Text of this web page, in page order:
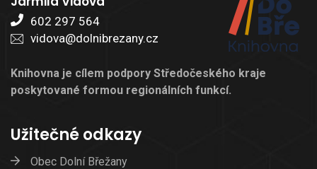
602 297 564
vidova@dolnibrezany.cz
Knihovna je cílem podpory Středočeského kraje
poskytované formou regionálních funkcí.
Užitečné odkazy
Obec Dolní Břežany